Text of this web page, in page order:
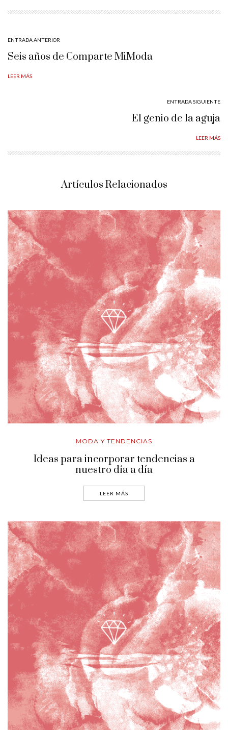
ENTRADA ANTERIOR
Seis años de Comparte MiModa
LEER MÁS
ENTRADA SIGUIENTE
El genio de la aguja
LEER MÁS
Artículos Relacionados
MODA Y TENDENCIAS
Ideas para incorporar tendencias a
nuestro día a día
LEER MÁS